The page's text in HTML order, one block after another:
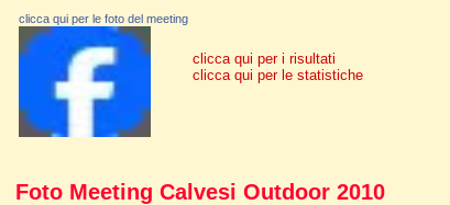
clicca qui per le foto del meeting
clicca qui per i risultati
clicca qui per le statistiche
Foto Meeting Calvesi Outdoor 2010